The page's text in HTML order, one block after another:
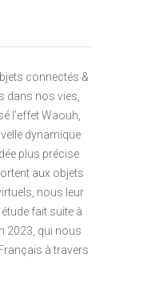
connectés &
dans nos vies,
l’effet Waouh,
dynamique
plus précise
aux objets
nous leur
fait suite à
2023, qui nous
à travers